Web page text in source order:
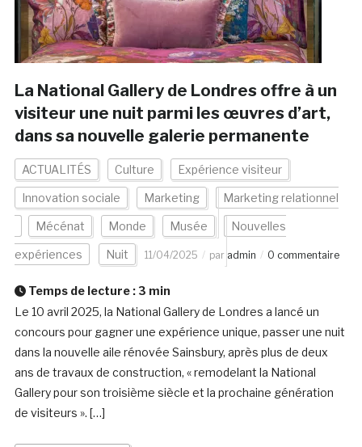
La National Gallery de Londres offre à un
visiteur une nuit parmi les œuvres d’art,
dans sa nouvelle galerie permanente
ACTUALITÉS Culture Expérience visiteur
Innovation sociale Marketing Marketing relationnel
Mécénat Monde Musée Nouvelles
expériences Nuit 11/04/2025 par admin 0 commentaire
Temps de lecture : 3 min
Le 10 avril 2025, la National Gallery de Londres a lancé un
concours pour gagner une expérience unique, passer une nuit
dans la nouvelle aile rénovée Sainsbury, après plus de deux
ans de travaux de construction, « remodelant la National
Gallery pour son troisième siècle et la prochaine génération
de visiteurs ». […]